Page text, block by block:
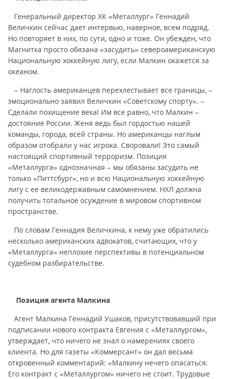
Генеральный директор ХК «Металлург» Геннадий
Величкин сейчас дает интервью, наверное, всем подряд.
Но повторяет в них, по сути, одно и тоже. Он убежден, что
Магнитка просто обязана «засудить» североамериканскую
Национальную хоккейную лигу, если Малкин окажется за
океаном.
– Наглость американцев перехлестывает все границы, –
эмоционально заявил Величкин «Советскому спорту». –
Сделали похищение века! Им все равно, что Малкин –
достояние России. Женя ведь был гордостью нашей
команды, города, всей страны. Но американцы наглым
образом отобрали у нас игрока. Своровали! Это самый
настоящий спортивный терроризм. Позиция
«Металлурга» однозначная – мы обязаны засудить не
только «Питтсбург», но и всю Национальную хоккейную
лигу с ее великодержавным самомнением. НХЛ должна
получить тотальное осуждение в мировом спортивном
пространстве.
По словам Геннадия Величкина, к нему уже обратились
несколько американских адвокатов, считающих, что у
«Металлурга» неплохие перспективы в потенциальном
судебном разбирательстве.
Позиция агента Малкина
Агент Малкина Геннадий Ушаков, присутствовавший при
подписании нового контракта Евгения с «Металлургом»,
утверждает, что ничего не знал о намерениях своего
клиента. Но для газеты «Коммерсант» он дал весьма
откровенный комментарий: «Малкину нечего опасаться.
Его контракт с «Металлургом» ничего не стоит. Трудовые